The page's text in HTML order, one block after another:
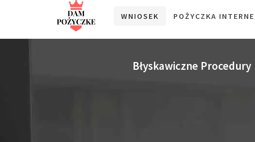
WNIOSEK POŻYCZKA
Błyskawiczne